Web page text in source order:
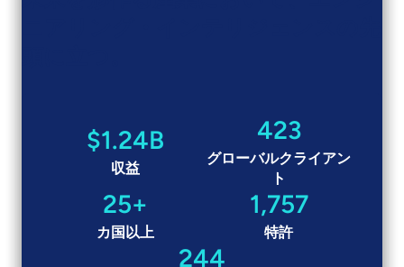
$1.24B
収益
423
グローバルクライアン
ト
25+
カ国以上
1,757
特許
244